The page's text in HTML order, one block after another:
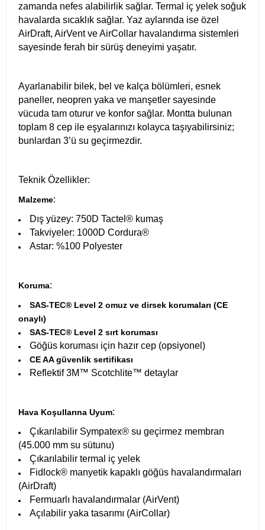
zamanda nefes alabilirlik sağlar. Termal iç yelek soğuk
havalarda sıcaklık sağlar. Yaz aylarında ise özel
AirDraft, AirVent ve AirCollar havalandırma sistemleri
sayesinde ferah bir sürüş deneyimi yaşatır.
Ayarlanabilir bilek, bel ve kalça bölümleri, esnek
paneller, neopren yaka ve manşetler sayesinde
vücuda tam oturur ve konfor sağlar. Montta bulunan
toplam 8 cep ile eşyalarınızı kolayca taşıyabilirsiniz;
bunlardan 3’ü su geçirmezdir.
Teknik Özellikler:
Malzeme:
Dış yüzey: 750D Tactel® kumaş
Takviyeler: 1000D Cordura®
Astar: %100 Polyester
Koruma:
SAS-TEC® Level 2 omuz ve dirsek korumaları (CE
onaylı)
SAS-TEC® Level 2 sırt koruması
Göğüs koruması için hazır cep (opsiyonel)
CE AA güvenlik sertifikası
Reflektif 3M™ Scotchlite™ detaylar
Hava Koşullarına Uyum:
Çıkarılabilir Sympatex® su geçirmez membran
(45.000 mm su sütunu)
Çıkarılabilir termal iç yelek
Fidlock® manyetik kapaklı göğüs havalandırmaları
(AirDraft)
Fermuarlı havalandırmalar (AirVent)
Açılabilir yaka tasarımı (AirCollar)